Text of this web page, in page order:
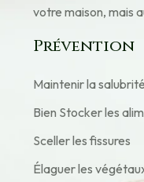
votre maison, mais
Prévention
Maintenir la salubrité
Bien Stocker les
Sceller les fissures
Élaguer les